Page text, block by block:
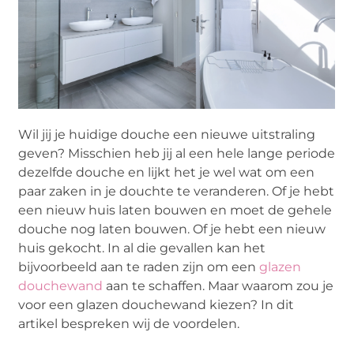
Wil jij je huidige douche een nieuwe uitstraling
geven? Misschien heb jij al een hele lange periode
dezelfde douche en lijkt het je wel wat om een
paar zaken in je douchte te veranderen. Of je hebt
een nieuw huis laten bouwen en moet de gehele
douche nog laten bouwen. Of je hebt een nieuw
huis gekocht. In al die gevallen kan het
bijvoorbeeld aan te raden zijn om eenglazen
douchewand aan te schaffen. Maar waarom zou je
voor een glazen douchewand kiezen? In dit
artikel bespreken wij de voordelen.